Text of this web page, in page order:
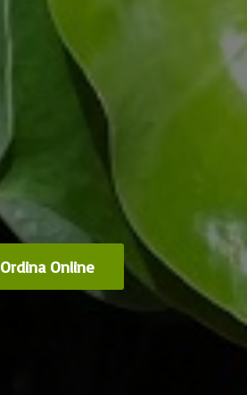
Ordina Online